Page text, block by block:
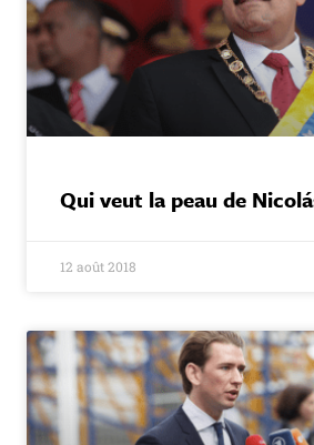
Qui veut la peau de
12 août 2018